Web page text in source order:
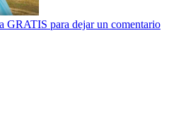
GRATIS para dejar un comentario